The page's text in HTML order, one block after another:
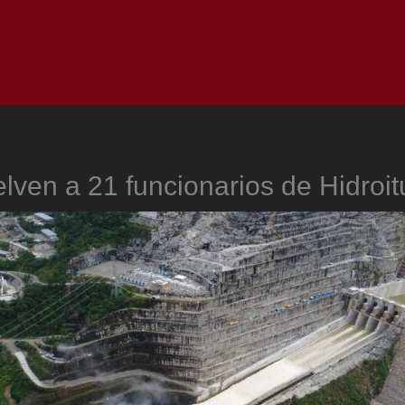
a 21 funcionarios de